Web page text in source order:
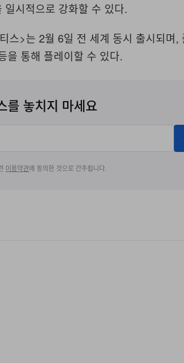
일시적으로 강화할 수 있다.
스>는 2월 6일 전 세계 동시 출시되며,
을 통해 플레이할 수 있다.
를 놓치지 마세요
이용약관에 동의한 것으로 간주됩니다.